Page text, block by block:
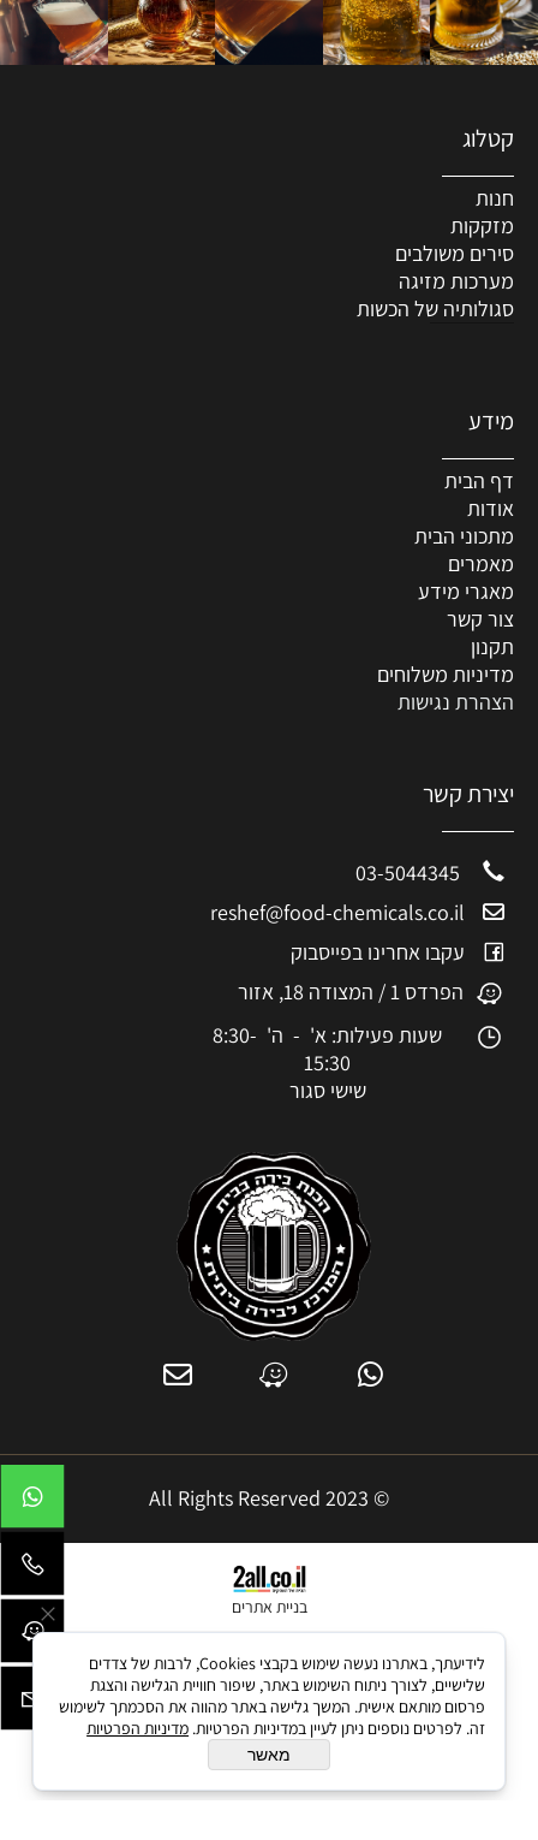
קטלוג
חנות
מזקקות
סירים משולבים
מערכות מזיגה
סגולותיה של הכשות
מידע
דף הבית
אודות
מתכוני הבית
מאמרים
מאגרי מידע
צור קשר
תקנון
מדיניות משלוחים
הצהרת נגישות
יצירת קשר
reshef@food-chemicals.co.il
עקבו אחרינו בפייסבוק
הפרדס 1 / המצודה 18, אזור
שעות פעילות: א' - ה' 8:30-
15:30
שישי סגור
© 2023 All Rights Reserved
בניית אתרים
לידיעתך, באתרנו נעשה שימוש בקבצי Cookies, לרבות של צדדים
שלישיים, לצורך ניתוח השימוש באתר, שיפור חוויית הגלישה והצגת
פרסום מותאם אישית. המשך גלישה באתר מהווה את הסכמתך לשימוש
זה. לפרטים נוספים ניתן לעיין במדיניות הפרטיות. מדיניות הפרטיות
מאשר